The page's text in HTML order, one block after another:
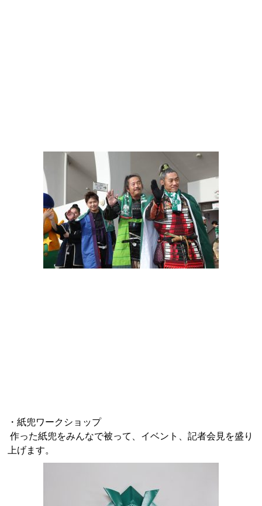
・紙兜ワークショップ
作った紙兜をみんなで被って、イベント、記者会見を盛り
上げます。